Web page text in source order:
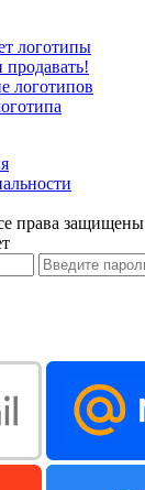
логотипы
продавать!
логотипов
права защищены